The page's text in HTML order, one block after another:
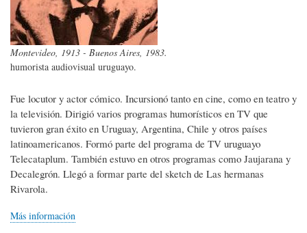
Montevideo, 1913 - Buenos Aires, 1983.
humorista audiovisual uruguayo.
Fue locutor y actor cómico. Incursionó tanto en cine, como en teatro y
la televisión. Dirigió varios programas humorísticos en TV que
tuvieron gran éxito en Uruguay, Argentina, Chile y otros países
latinoamericanos. Formó parte del programa de TV uruguayo
Telecataplum. También estuvo en otros programas como Jaujarana y
Decalegrón. Llegó a formar parte del sketch de Las hermanas
Rivarola.
Más información